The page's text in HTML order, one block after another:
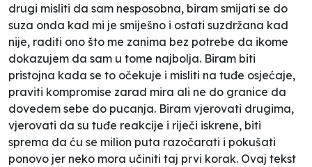
drugi misliti da sam nesposobna, biram smijati se do
suza onda kad mi je smiješno i ostati suzdržana kad
nije, raditi ono što me zanima bez potrebe da ikome
dokazujem da sam u tome najbolja. Biram biti
pristojna kada se to očekuje i misliti na tuđe osjećaje,
praviti kompromise zarad mira ali ne do granice da
dovedem sebe do pucanja. Biram vjerovati drugima,
vjerovati da su tuđe reakcije i riječi iskrene, biti
sprema da ću se milion puta razočarati i pokušati
ponovo jer neko mora učiniti taj prvi korak. Ovaj tekst